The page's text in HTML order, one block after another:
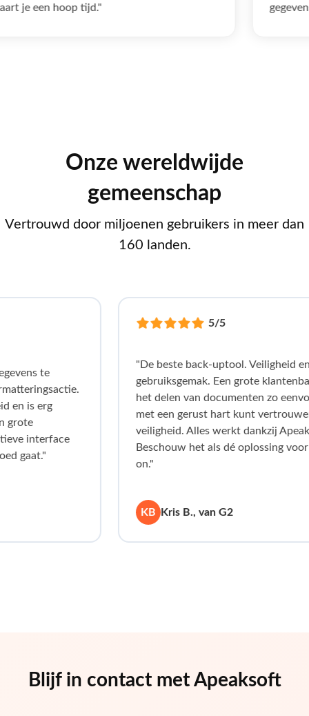
bespaart je een hoop tijd."
Onze wereldwijde
gemeenschap
Vertrouwd door miljoenen gebruikers in meer dan
160 landen.
te
is erg
interface
5/5
"De beste back-uptool. Veiligheid en
gebruiksgemak. Een grote klantenbasis
het delen van documenten zo
met een gerust hart kunt vertrouwen
veiligheid. Alles werkt dankzij
Beschouw het als dé oplossing voor
Kris B., van G2
Blijf in contact met Apeaksoft